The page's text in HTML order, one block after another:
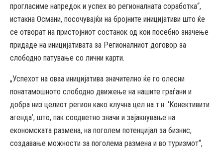
прогласиме напредок и успех во регионалната соработка“,
истакна Османи, посочувајќи на бројните иницијативи што ќе
се отворат на пристојниот состанок од кои посебно значење
придаде на иницијативата за Регионалниот договор за
слободно патување со лични карти.
„Успехот на оваа иницијатива значително ќе го олесни
понатамошното слободно движење на нашите граѓани и
добра низ целиот регион како клучна цел на т.н. ‘Конективити
агенда’, што, пак соодветно значи и зајакнување на
економската размена, на поголем потенцијал за бизнис,
создавање можности за поголема размена и во туризмот“,